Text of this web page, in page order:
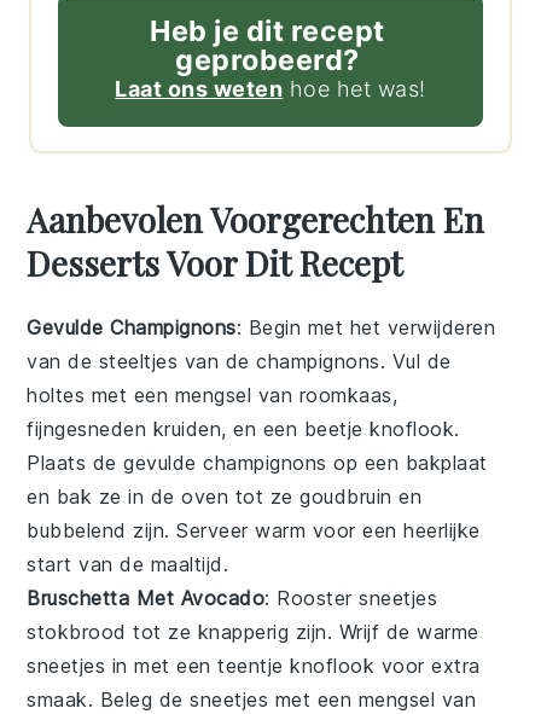
Heb je dit recept
geprobeerd?
Laat ons weten hoe het was!
Aanbevolen Voorgerechten En
Desserts Voor Dit Recept
Gevulde Champignons: Begin met het verwijderen
van de steeltjes van dechampignons. Vul de
holtes met een mengsel van roomkaas,
fijngesneden kruiden, en een beetjeknoflook.
Plaats de gevulde champignons op een bakplaat
en bak ze in de oven tot ze goudbruin en
bubbelend zijn. Serveer warm voor een heerlijke
start van de maaltijd.
Bruschetta Met Avocado: Rooster sneetjes
stokbrood tot ze knapperig zijn. Wrijf de warme
sneetjes in met een teentjeknoflook voor extra
smaak. Beleg de sneetjes met een mengsel van